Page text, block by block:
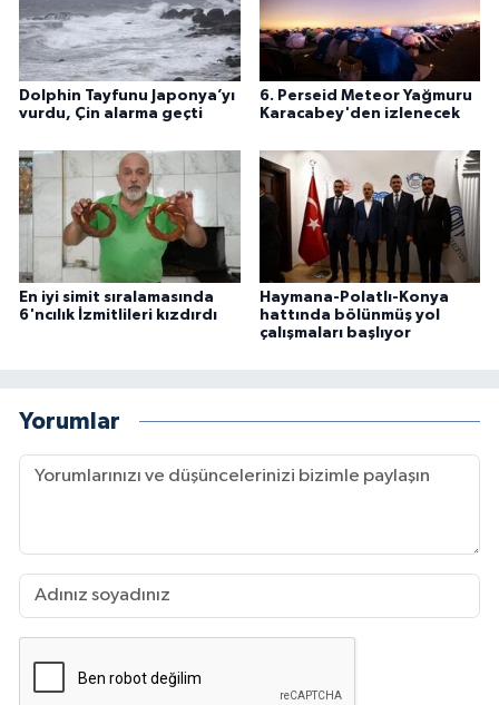
Dolphin Tayfunu Japonya’yı
vurdu, Çin alarma geçti
6. Perseid Meteor Yağmuru
Karacabey'den izlenecek
En iyi simit sıralamasında
6'ncılık İzmitlileri kızdırdı
Haymana-Polatlı-Konya
hattında bölünmüş yol
çalışmaları başlıyor
Yorumlar